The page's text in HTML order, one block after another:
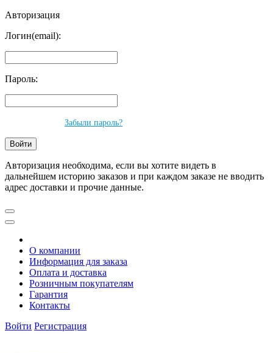
Авторизация
Логин(email):
Пароль:
Забыли пароль?
Авторизация необходима, если вы хотите видеть в
дальнейшем историю заказов и при каждом заказе не вводить
адрес доставки и прочие данные.
О компании
Информация для заказа
Оплата и доставка
Розничным покупателям
Гарантия
Контакты
Войти Регистрация